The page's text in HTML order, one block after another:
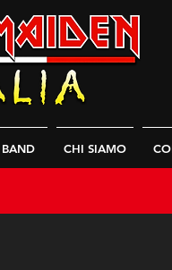
CHI SIAMO